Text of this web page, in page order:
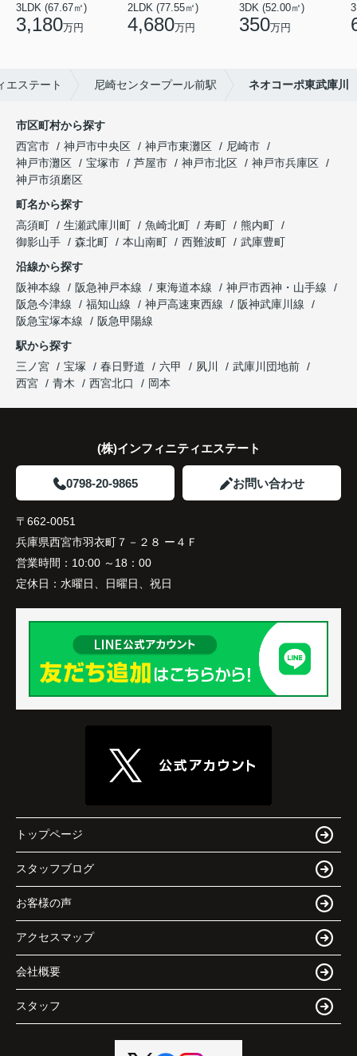
3LDK (67.67㎡)
3,180万円
2LDK (77.55㎡)
4,680万円
3DK (52.00㎡)
350万円
エステート 尼崎センタープール前駅 ネオコーポ東武庫川
市区町村から探す
西宮市
神戸市中央区 神戸市東灘区
尼崎市
神戸市灘区
宝塚市 芦屋市 神戸市北区
神戸市兵庫区
神戸市須磨区
町名から探す
高須町
生瀬武庫川町 魚崎北町 寿町
熊内町
御影山手
森北町 本山南町 西難波町
武庫豊町
沿線から探す
阪神本線
阪急神戸本線 東海道本線
神戸市西神・山手線
阪急今津線
福知山線 神戸高速東西線
阪神武庫川線
阪急宝塚本線
阪急甲陽線
駅から探す
三ノ宮
宝塚 春日野道 六甲 夙川
武庫川団地前
西宮
青木 西宮北口 岡本
(株)インフィニティエステート
0798-20-9865 お問い合わせ
〒662-0051
兵庫県西宮市羽衣町７－２８ ー４Ｆ
営業時間： 10:00 ～18：00
定休日： 水曜日、日曜日、祝日
トップページ
スタッフブログ
お客様の声
アクセスマップ
会社概要
スタッフ